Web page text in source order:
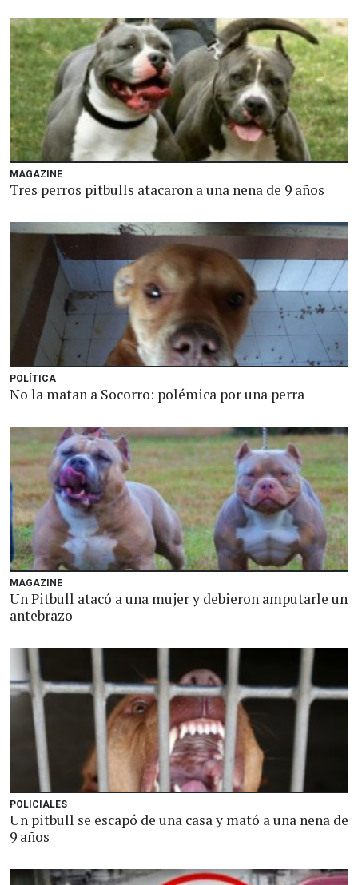
MAGAZINE
Tres perros pitbulls atacaron a una nena de 9 años
POLÍTICA
No la matan a Socorro: polémica por una perra
MAGAZINE
Un Pitbull atacó a una mujer y debieron amputarle un
antebrazo
POLICIALES
Un pitbull se escapó de una casa y mató a una nena de
9 años